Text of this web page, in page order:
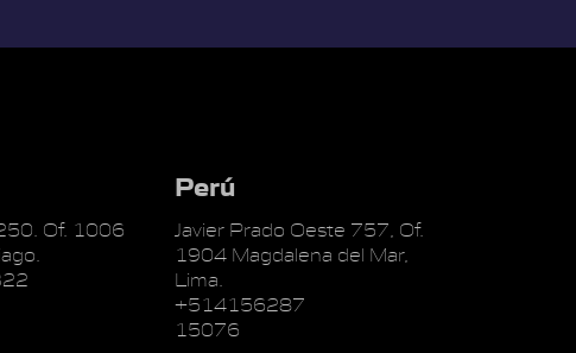
Of. 1006
Perú
Javier Prado Oeste 757, Of.
1904 Magdalena del Mar,
Lima.
+514156287
15076